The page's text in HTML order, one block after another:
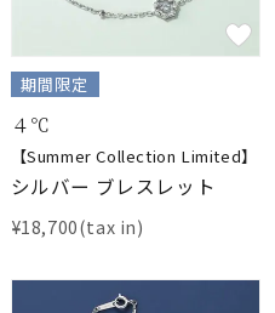
期間限定
４℃
【Summer Collection Limited】
シルバー ブレスレット
¥18,700(tax in)